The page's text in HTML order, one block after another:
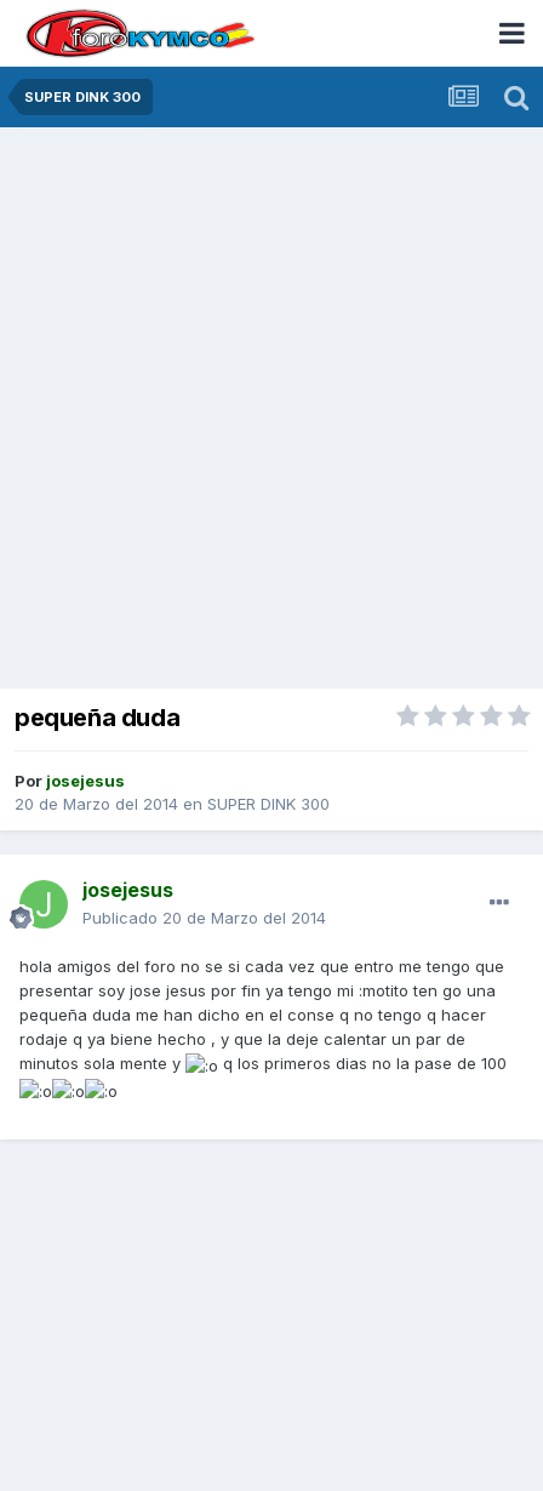
SUPER DINK 300
pequeña duda
Por josejesus
20 de Marzo del 2014 en SUPER DINK 300
josejesus
Publicado 20 de Marzo del 2014
hola amigos del foro no se si cada vez que entro me tengo que
presentar soy jose jesus por fin ya tengo mi :motito ten go una
pequeña duda me han dicho en el conse q no tengo q hacer
rodaje q ya biene hecho , y que la deje calentar un par de
minutos sola mente y
q los primeros dias no la pase de 100